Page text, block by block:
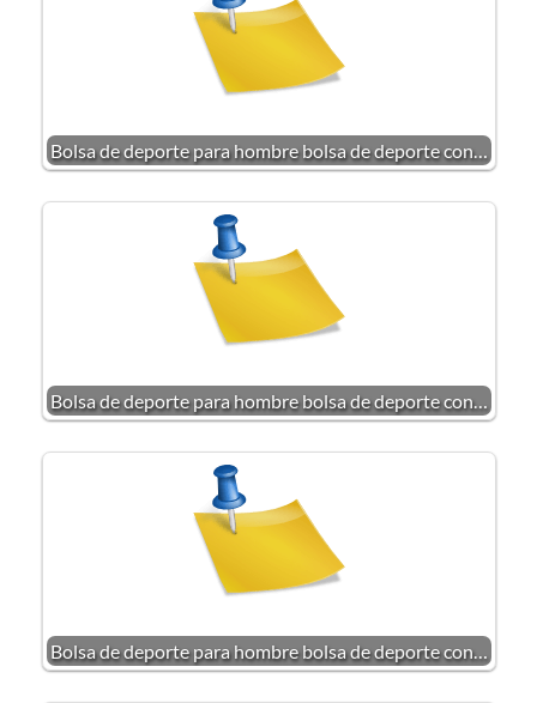
Bolsa de deporte para hombre bolsa de deporte con…
Bolsa de deporte para hombre bolsa de deporte con…
Bolsa de deporte para hombre bolsa de deporte con…